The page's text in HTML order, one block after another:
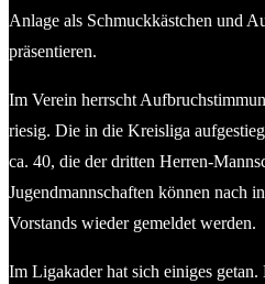
Anlage als Schmuckkästchen und
präsentieren.
Im Verein herrscht
riesig. Die in die Kreisliga
ca. 40, die der dritten Herren-
Jugendmannschaften können nach
Vorstands wieder gemeldet werden.
Im Ligakader hat sich einiges